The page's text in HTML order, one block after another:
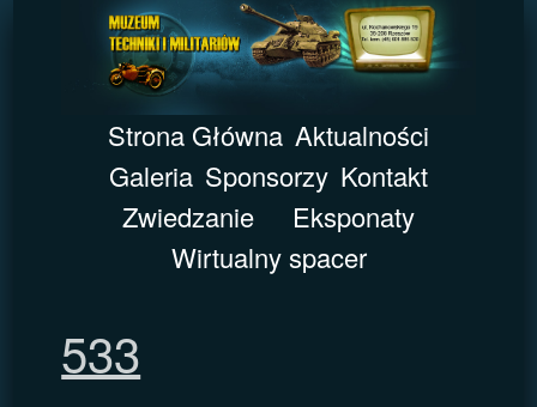
Strona Główna Aktualności
Galeria Sponsorzy Kontakt
Zwiedzanie
Eksponaty
Wirtualny spacer
533